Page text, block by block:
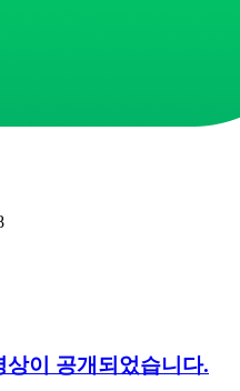
이 공개되었습니다.